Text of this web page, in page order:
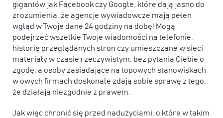
gigantów jak Facebook czy Google, które dają jasno do
zrozumienia, że agencje wywiadowcze mają pełen
wgląd w Twoje dane 24 godziny na dobę! Mogą
podejrzeć wszelkie Twoje wiadomości na telefonie,
historię przeglądanych stron czy umieszczane w sieci
materiały w czasie rzeczywistym, bez pytania Ciebie o
zgodę, a osoby zasiadające na topowych stanowiskach
w owych firmach doskonale zdają sobie sprawę z tego,
że działają niezgodnie z prawem.
Jak więc chronić się przed nadużyciami, o które w takim